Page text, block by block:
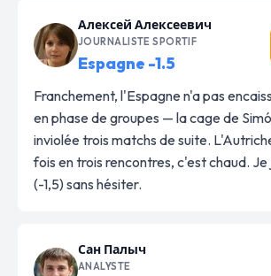
Алексей Алексеевич
JOURNALISTE SPORTIF
Espagne -1.5
Franchement, l'Espagne n'a pas
en phase de groupes — la cage de
inviolée trois matchs de suite.
fois en trois rencontres, c'est chaud.
(-1,5) sans hésiter.
Сан Палыч
ANALYSTE